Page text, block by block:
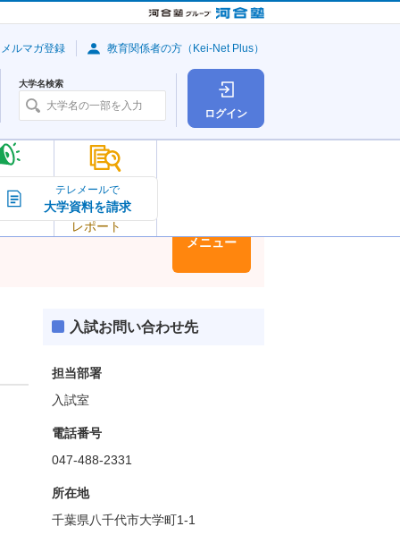
ログイン
学
大学の今
トピック＆
レポート
大学名検索
ルマガ登録 教育関係者の方（Kei-Net Plus）
テレメールで
大学資料を請求
メニュー
入試お問い合わせ先
担当部署
入試室
電話番号
047-488-2331
所在地
千葉県八千代市大学町1-1